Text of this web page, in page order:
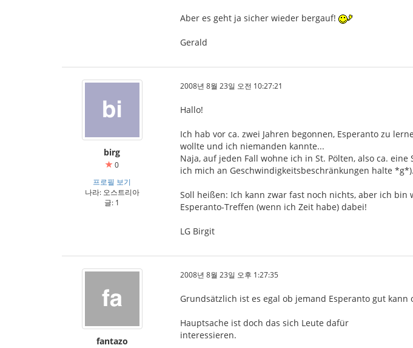
Aber es geht ja sicher wieder bergauf!
Gerald
birg
0
프로필 보기
나라: 오스트리아
글: 1
2008년 8월 23일 오전 10:27:21
Hallo!
Ich hab vor ca. zwei Jahren begonnen, Esperanto zu
wollte und ich niemanden kannte...
Naja, auf jeden Fall wohne ich in St. Pölten, also ca.
ich mich an Geschwindigkeitsbeschränkungen halte *g*).
Soll heißen: Ich kann zwar fast noch nichts, aber ich
Esperanto-Treffen (wenn ich Zeit habe) dabei!
LG Birgit
fantazo
2008년 8월 23일 오후 1:27:35
Grundsätzlich ist es egal ob jemand Esperanto gut kann
Hauptsache ist doch das sich Leute dafür
interessieren.